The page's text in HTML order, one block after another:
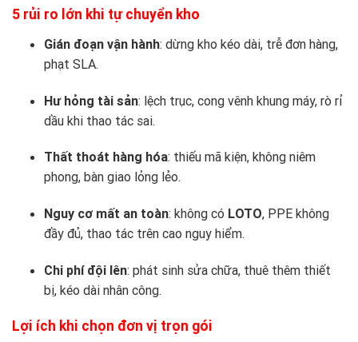
5 rủi ro lớn khi tự chuyển kho
Gián đoạn vận hành: dừng kho kéo dài, trễ đơn hàng,
phạt SLA.
Hư hỏng tài sản: lệch trục, cong vênh khung máy, rò rỉ
dầu khi thao tác sai.
Thất thoát hàng hóa: thiếu mã kiện, không niêm
phong, bàn giao lỏng lẻo.
Nguy cơ mất an toàn: không có LOTO, PPE không
đầy đủ, thao tác trên cao nguy hiểm.
Chi phí đội lên: phát sinh sửa chữa, thuê thêm thiết
bị, kéo dài nhân công.
Lợi ích khi chọn đơn vị trọn gói